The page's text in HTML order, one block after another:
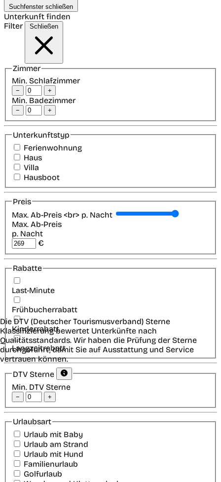
Suchfenster schließen
Unterkunft finden
Filter
Schließen
Zimmer
Min. Schlafzimmer
− +
Min. Badezimmer
− +
Unterkunftstyp
Ferienwohnung
Haus
Villa
Hausboot
Preis
Max. Ab-Preis <br> p. Nacht
Max. Ab-Preis
p. Nacht
€
Rabatte
Last-Minute
Frühbucherrabatt
Kinderrabatt
Langzeitrabatt
DTV Sterne
Min. DTV Sterne
− +
Die DTV (Deutscher Tourismusverband) Sterne
Klassifizierung bewertet Unterkünfte nach
Qualitätsstandards. Wir haben die Prüfung der Sterne
durchgeführt, damit Sie auf Ausstattung und Service
vertrauen können.
Urlaubsart
Urlaub mit Baby
Urlaub am Strand
Urlaub mit Hund
Familienurlaub
Golfurlaub